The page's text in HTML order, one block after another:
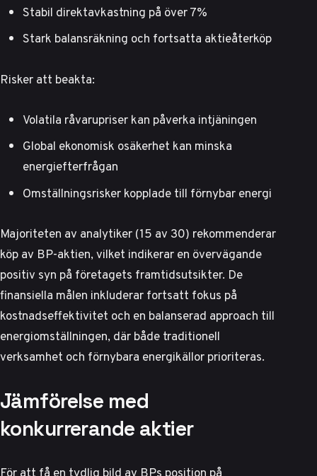
Stabil direktavkastning på över 7%
Stark balansräkning och fortsatta aktieåterköp
Risker att beakta:
Volatila råvarupriser kan påverka intjäningen
Global ekonomisk osäkerhet kan minska
energiefterfrågan
Omställningsrisker kopplade till förnybar energi
Majoriteten av analytiker (15 av 30) rekommenderar
köp av BP-aktien, vilket indikerar en övervägande
positiv syn på företagets framtidsutsikter. De
finansiella målen inkluderar fortsatt fokus på
kostnadseffektivitet och en balanserad approach till
energiomställningen, där både traditionell
verksamhet och förnybara energikällor prioriteras.
Jämförelse med
konkurrerande aktier